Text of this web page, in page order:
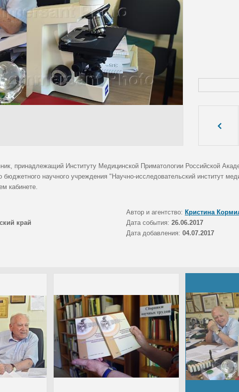
принадлежащий Институту Медицинской Приматологии Российской
бюджетного научного учреждения "Научно-исследовательский институт
кабинете.
Автор и агентство: Кристина
край Дата события: 26.06.2017
Дата добавления: 04.07.2017